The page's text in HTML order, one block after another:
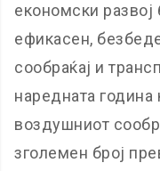
економски развој
ефикасен,
сообраќај и
наредната година
воздушниот
зголемен број